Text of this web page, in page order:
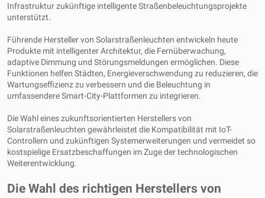
Infrastruktur zukünftige intelligente Straßenbeleuchtungsprojekte
unterstützt.
Führende Hersteller von Solarstraßenleuchten entwickeln heute
Produkte mit intelligenter Architektur, die Fernüberwachung,
adaptive Dimmung und Störungsmeldungen ermöglichen. Diese
Funktionen helfen Städten, Energieverschwendung zu reduzieren, die
Wartungseffizienz zu verbessern und die Beleuchtung in
umfassendere Smart-City-Plattformen zu integrieren.
Die Wahl eines zukunftsorientierten Herstellers von
Solarstraßenleuchten gewährleistet die Kompatibilität mit IoT-
Controllern und zukünftigen Systemerweiterungen und vermeidet so
kostspielige Ersatzbeschaffungen im Zuge der technologischen
Weiterentwicklung.
Die Wahl des richtigen Herstellers von